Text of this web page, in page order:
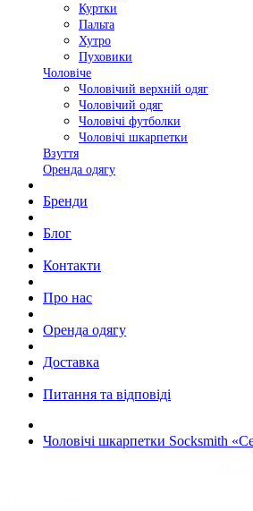
Куртки
Пальта
Хутро
Пуховики
Чоловіче
Чоловічий верхній одяг
Чоловічий одяг
Чоловічі футболки
Чоловічі шкарпетки
Взуття
Оренда одягу
Бренди
Блог
Контакти
Про нас
Оренда одягу
Доставка
Питання та відповіді
Чоловічі шкарпетки Socksmith